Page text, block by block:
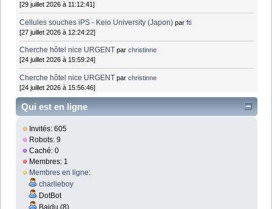
[29 juillet 2026 à 11:12:41]
Cellules souches iPS - Keio University (Japon) parfti
[27 juillet 2026 à 12:24:22]
Cherche hôtel nice URGENT parchristinne
[24 juillet 2026 à 15:59:24]
Cherche hôtel nice URGENT parchristinne
[24 juillet 2026 à 15:56:46]
Qui est en ligne
Invités: 605
Robots: 9
Caché: 0
Membres: 1
Membres en ligne:
charlieboy
DotBot